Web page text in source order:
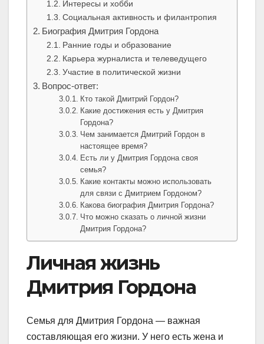
Интересы и хобби
Социальная активность и филантропия
Биография Дмитрия Гордона
Ранние годы и образование
Карьера журналиста и телеведущего
Участие в политической жизни
Вопрос-ответ:
Кто такой Дмитрий Гордон?
Какие достижения есть у Дмитрия
Гордона?
Чем занимается Дмитрий Гордон в
настоящее время?
Есть ли у Дмитрия Гордона своя
семья?
Какие контакты можно использовать
для связи с Дмитрием Гордоном?
Какова биография Дмитрия Гордона?
Что можно сказать о личной жизни
Дмитрия Гордона?
Личная жизнь
Дмитрия Гордона
Семья для Дмитрия Гордона — важная
составляющая его жизни. У него есть жена и